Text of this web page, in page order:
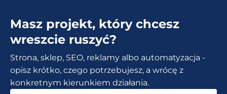
narzędzi
dla
przedsiębiorców
Masz projekt, który chcesz
wreszcie ruszyć?
Strona, sklep, SEO, reklamy albo automatyzacja -
opisz krótko, czego potrzebujesz, a wrócę z
konkretnym kierunkiem działania.